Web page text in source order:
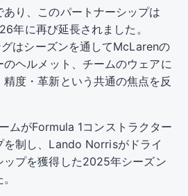
あり、このパートナーシップは
年に再び延長されました。
はシーズンを通してMcLarenの
のヘルメット、チームのウェアに
度・革新という共通の焦点を反
ムがFormula 1コンストラクター
を制し、Lando Norrisがドライ
ップを獲得した2025年シーズン